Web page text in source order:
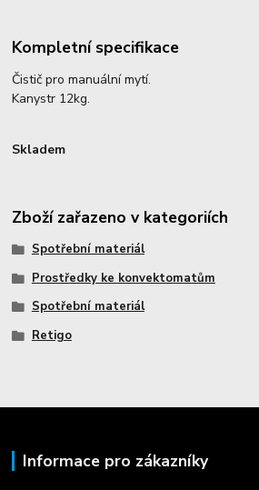
Kompletní specifikace
Čistič pro manuální mytí.
Kanystr 12kg.
Skladem
Zboží zařazeno v kategoriích
Spotřební materiál
Prostředky ke konvektomatům
Spotřební materiál
Retigo
Informace pro zákazníky